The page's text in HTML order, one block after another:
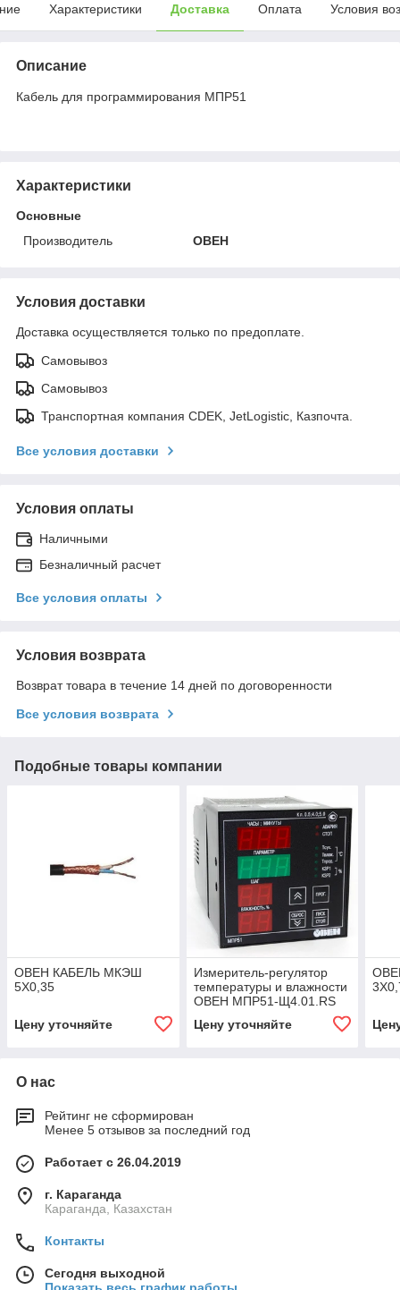
Характеристики Доставка Оплата Условия
Описание
Кабель для программирования МПР51
Характеристики
Основные
Производитель
ОВЕН
Условия доставки
Доставка осуществляется только по предоплате.
Самовывоз
Самовывоз
Транспортная компания CDEK, JetLogistic, Казпочта.
Все условия доставки
Условия оплаты
Наличными
Безналичный расчет
Все условия оплаты
Условия возврата
Возврат товара в течение 14 дней по договоренности
Все условия возврата
Подобные товары компании
ОВЕН КАБЕЛЬ МКЭШ
5Х0,35
Цену уточняйте
Измеритель-регулятор
температуры и влажности
ОВЕН МПР51-Щ4.01.RS
Цену уточняйте
О нас
Рейтинг не сформирован
Менее 5 отзывов за последний год
Работает с 26.04.2019
г. Караганда
Караганда, Казахстан
Контакты
Сегодня выходной